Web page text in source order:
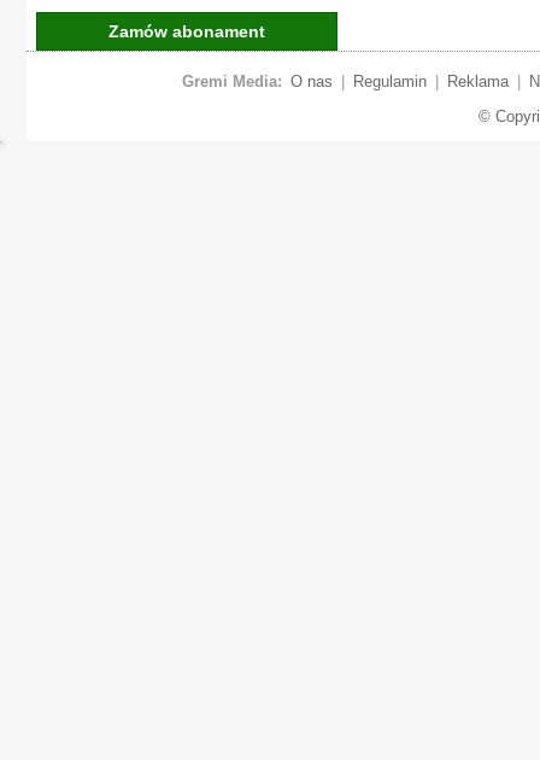
Zamów abonament
Gremi Media: O nas Regulamin Reklama
©